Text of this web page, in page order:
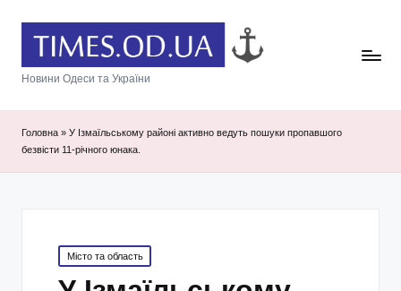
Новини Одеси та України
Головна » У Ізмаїльському районі активно ведуть пошуки пропавшого
безвісти 11-річного юнака.
Posted
in
Місто та область